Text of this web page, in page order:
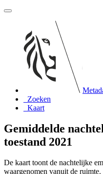
Zoeken
Kaart
Gemiddelde
toestand 2021
De kaart toont de nachtelijke
waargenomen vanuit de